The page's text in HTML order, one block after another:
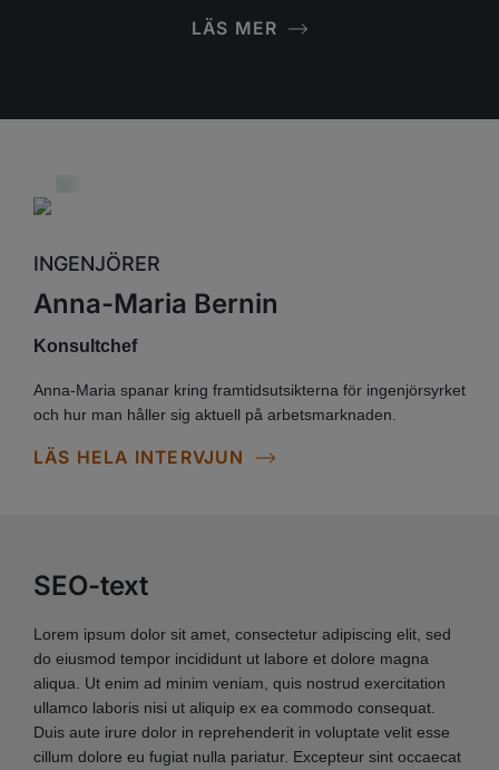
LÄS MER
INGENJÖRER
Anna-Maria Bernin
Konsultchef
Anna-Maria spanar kring framtidsutsikterna för ingenjörsyrket
och hur man håller sig aktuell på arbetsmarknaden.
LÄS HELA INTERVJUN
SEO-text
Lorem ipsum dolor sit amet, consectetur adipiscing elit, sed
do eiusmod tempor incididunt ut labore et dolore magna
aliqua. Ut enim ad minim veniam, quis nostrud exercitation
ullamco laboris nisi ut aliquip ex ea commodo consequat.
Duis aute irure dolor in reprehenderit in voluptate velit esse
cillum dolore eu fugiat nulla pariatur. Excepteur sint occaecat